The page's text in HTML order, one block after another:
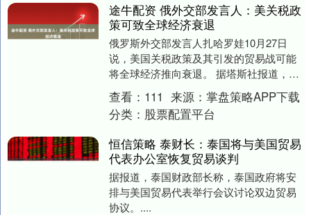
途牛配资 俄外交部发言人：美关税政
策可致全球经济衰退
俄罗斯外交部发言人扎哈罗娃10月27日
说，美国关税政策及其引发的贸易战可能
将全球经济推向衰退。 据塔斯社报道，扎
哈罗娃说，就目前形势而言，美国关税政
策对多边贸易....
查看： 111 来源： 掌盘策略APP下载
分类： 股票配置平台
恒信策略 泰财长：泰国将与美国贸易
代表办公室恢复贸易谈判
据报道，泰国财政部长称，泰国政府将安
排与美国贸易代表举行会议讨论双边贸易
协议。....